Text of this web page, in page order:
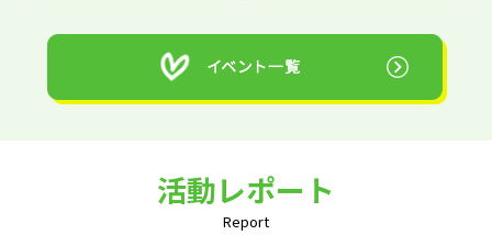
活動レポート
Report